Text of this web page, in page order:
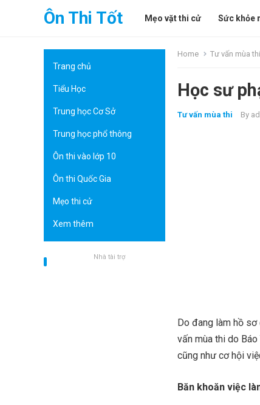
Ôn Thi Tốt Mẹo vặt thi cử Sức khỏe
Trang chủ
Tiểu Học
Trung học Cơ Sở
Trung học phổ thông
Ôn thi vào lớp 10
Ôn thi Quốc Gia
Mẹo thi cử
Xem thêm
Nhà tài trợ
Home Tư vấn mùa thi
Học sư
Tư vấn mùa thi By
Do đang làm hồ
vấn mùa thi do
cũng như cơ hội
Băn khoăn việc